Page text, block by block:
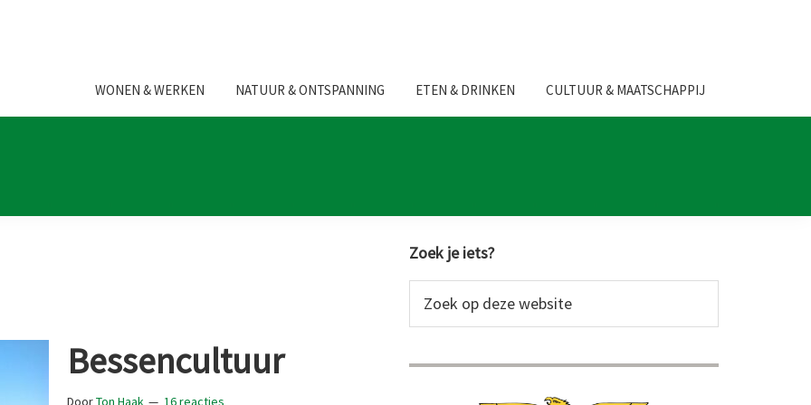
WONEN & WERKEN NATUUR & ONTSPANNING ETEN & DRINKEN CULTUUR & MAATSCHAPPIJ
Bessencultuur
DoorTon Haak
16 reacties
Primaire
Sidebar
Zoek je iets?
op
website